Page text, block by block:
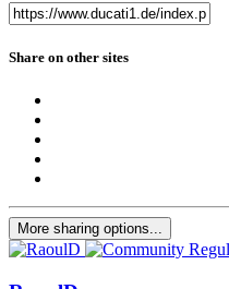
Share on other sites
More sharing options...